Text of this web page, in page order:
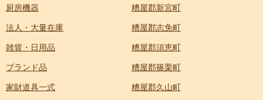
厨房機器
法人・大量在庫
雑貨・日用品
ブランド品
家財道具一式
糟屋郡新宮町
糟屋郡志免町
糟屋郡須恵町
糟屋郡篠栗町
糟屋郡久山町